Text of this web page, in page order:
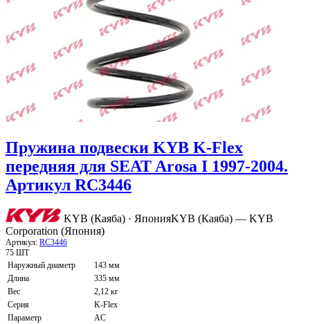
Пружина подвески KYB K-Flex
передняя для SEAT Arosa I 1997-2004.
Артикул RC3446
KYB (Каяба) · ЯпонияKYB (Каяба) — KYB
Corporation (Япония)
Артикул: RC3446
75 ШТ
Наружный диаметр
143 мм
Длина
335 мм
Вес
2,12 кг
Серия
K-Flex
Параметр
AC